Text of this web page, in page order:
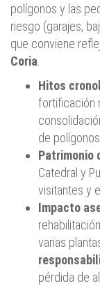
polígonos y las
riesgo (garajes,
que conviene
Coria.
Hitos
fortificación
de
Patrimonio
Catedral y
visitantes y
Impacto
varias
pérdida de